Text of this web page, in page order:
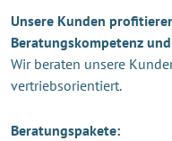
Unsere Kunden
Beratungskompetenz
Wir beraten unsere
vertriebsorientiert.
Beratungspakete: